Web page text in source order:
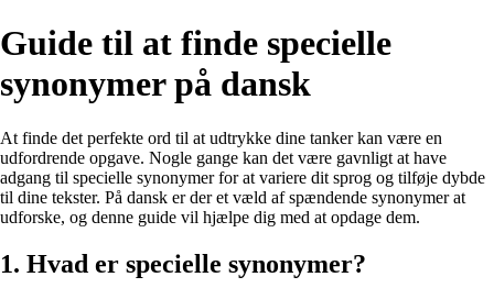
Guide til at finde specielle
synonymer på dansk
At finde det perfekte ord til at udtrykke dine tanker kan være en
udfordrende opgave. Nogle gange kan det være gavnligt at have
adgang til specielle synonymer for at variere dit sprog og tilføje dybde
til dine tekster. På dansk er der et væld af spændende synonymer at
udforske, og denne guide vil hjælpe dig med at opdage dem.
1. Hvad er specielle synonymer?